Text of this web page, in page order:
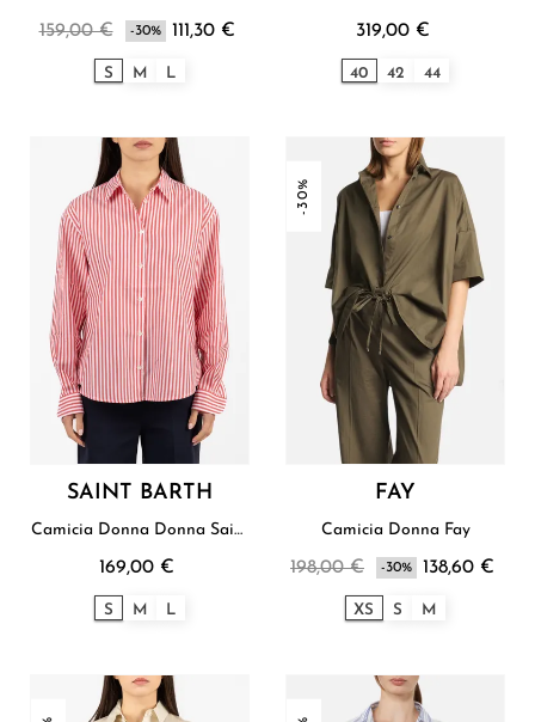
159,00 € -30% 111,30 €
S M L
319,00 €
40 42 44
SAINT BARTH
Camicia Donna Donna Saint
169,00 €
S M L
-30%
FAY
Camicia Donna Fay
198,00 € -30% 138,60 €
XS S M